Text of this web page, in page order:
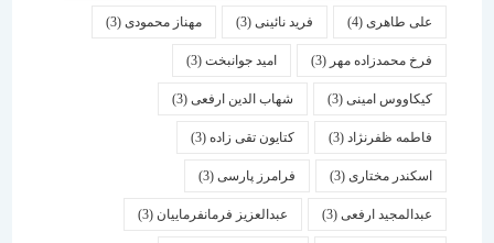
علی طاهری(4) فرید نائینی(3) مهناز محمودی(3)
فرخ محمدزاده مهر(3) امید جوانبخت(3)
کیکاووس امینی(3) شهاب الدین ارفعی(3)
فاطمه ظفرنژاد(3) کتایون تقی زاده(3)
اسكندر مختاری (3) فرامرز پارسی(3)
عبدالمجید ارفعی(3) عبدالعزیز فرمانفرماییان(3)